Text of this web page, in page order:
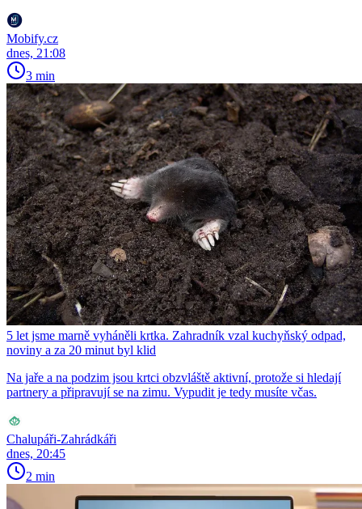
Mobify.cz
dnes, 21:08
3 min
5 let jsme marně vyháněli krtka. Zahradník vzal kuchyňský odpad,
noviny a za 20 minut byl klid
Na jaře a na podzim jsou krtci obzvláště aktivní, protože si hledají
partnery a připravují se na zimu. Vypudit je tedy musíte včas.
Chalupáři-Zahrádkáři
dnes, 20:45
2 min